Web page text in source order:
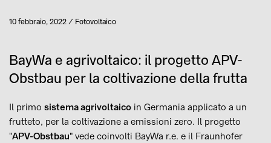
Pubblicato
10 febbraio, 2022 Categoria
Fotovoltaico
BayWa e agrivoltaico: il progetto APV-
Obstbau per la coltivazione della frutta
Il primo sistema agrivoltaico in Germania applicato a un
frutteto, per la coltivazione a emissioni zero. Il progetto
"APV-Obstbau" vede coinvolti BayWa r.e. e il Fraunhofer